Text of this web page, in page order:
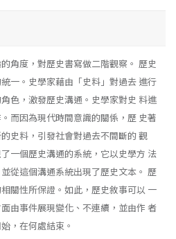
角度，對歷史書寫做二階觀察。 歷史
一。史學家藉由「史料」對過去 進行
色，激發歷史溝通。史學家對史 料進
而因為現代時間意識的關係，歷 史著
史料，引發社會對過去不間斷的 觀
一個歷史溝通的系統，它以史學方 法
從這個溝通系統出現了歷史文本。 歷
關性所保證。如此，歷史敘事可以 一
由事件展現變化、不連續，並由作 者
，在何處結束。